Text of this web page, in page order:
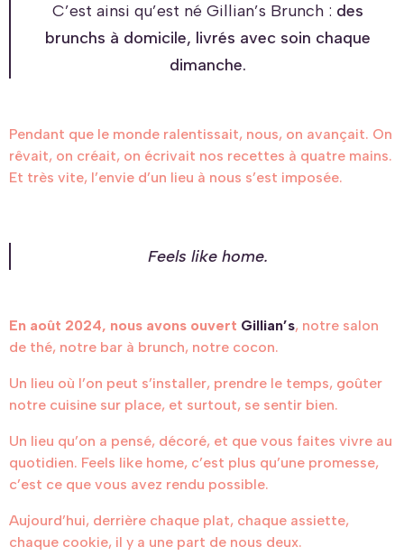
C’est ainsi qu’est né Gillian’s Brunch : des
brunchs à domicile, livrés avec soin chaque
dimanche.
Pendant que le monde ralentissait, nous, on avançait. On
rêvait, on créait, on écrivait nos recettes à quatre mains.
Et très vite, l’envie d’un lieu à nous s’est imposée.
Feels like home.
En août 2024, nous avons ouvert Gillian’s, notre salon
de thé, notre bar à brunch, notre cocon.
Un lieu où l’on peut s’installer, prendre le temps, goûter
notre cuisine sur place, et surtout, se sentir bien.
Un lieu qu’on a pensé, décoré, et que vous faites vivre au
quotidien. Feels like home, c’est plus qu’une promesse,
c’est ce que vous avez rendu possible.
Aujourd’hui, derrière chaque plat, chaque assiette,
chaque cookie, il y a une part de nous deux.